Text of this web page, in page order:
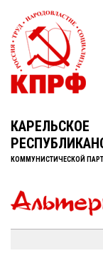
КАРЕЛЬСКОЕ
КОММУНИСТИЧЕСКОЙ